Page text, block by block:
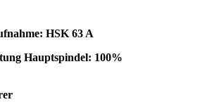
HSK 63 A
Hauptspindel: 100%